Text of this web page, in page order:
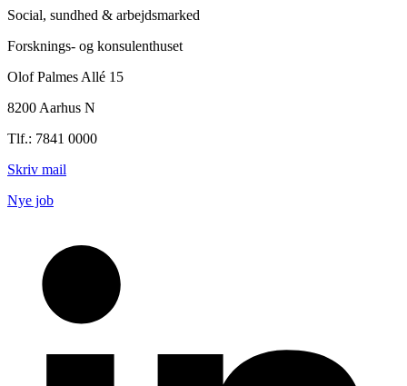
Social, sundhed & arbejdsmarked
Forsknings- og konsulenthuset
Olof Palmes Allé 15
8200 Aarhus N
Tlf.: 7841 0000
Skriv mail
Nye job